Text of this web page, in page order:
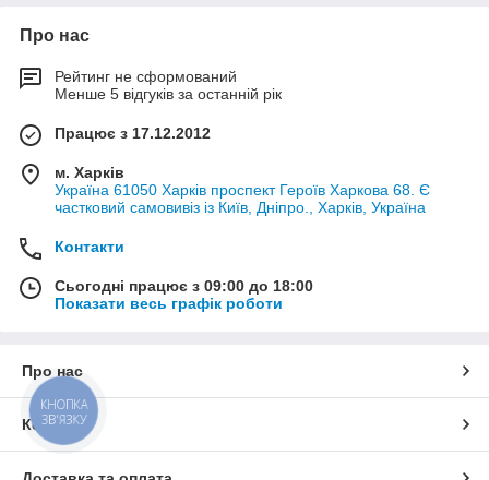
Про нас
Рейтинг не сформований
Менше 5 відгуків за останній рік
Працює з 17.12.2012
м. Харків
Україна 61050 Харків проспект Героїв Харкова 68. Є
частковий самовивіз із Київ, Дніпро., Харків, Україна
Контакти
Сьогодні працює з 09:00 до 18:00
Показати весь графік роботи
Про нас
Контакти
КНОПКА
ЗВ'ЯЗКУ